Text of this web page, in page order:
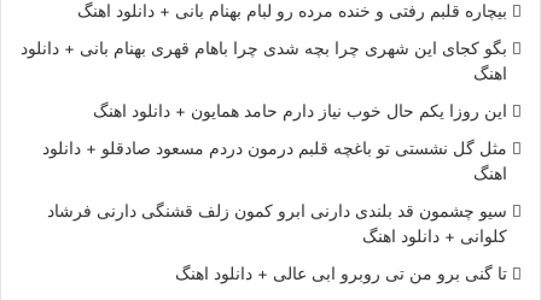
بیچاره قلبم رفتی و خنده مرده رو لبام بهنام بانی + دانلود اهنگ
بگو کجای این شهری چرا بچه شدی چرا باهام قهری بهنام بانی + دانلود
اهنگ
این روزا یکم حال خوب نیاز دارم حامد همایون + دانلود اهنگ
مثل گل نشستی تو باغچه قلبم درمون دردم مسعود صادقلو + دانلود
اهنگ
سیو چشمون قد بلندی دارنی ابرو کمون زلف قشنگی دارنی فرشاد
کلوانی + دانلود اهنگ
تا گنی برو من تی روبرو ابی عالی + دانلود اهنگ